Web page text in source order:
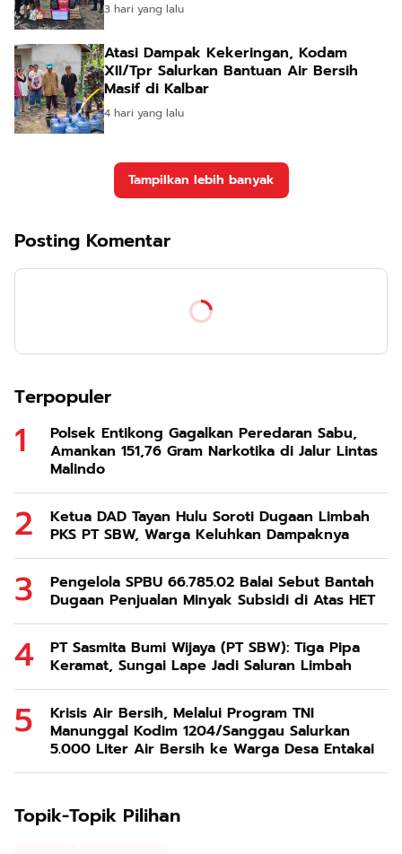
3 hari yang lalu
Atasi Dampak Kekeringan, Kodam
XII/Tpr Salurkan Bantuan Air Bersih
Masif di Kalbar
4 hari yang lalu
Tampilkan lebih banyak
Posting Komentar
Terpopuler
Polsek Entikong Gagalkan Peredaran Sabu,
Amankan 151,76 Gram Narkotika di Jalur Lintas
Malindo
Ketua DAD Tayan Hulu Soroti Dugaan Limbah
PKS PT SBW, Warga Keluhkan Dampaknya
Pengelola SPBU 66.785.02 Balai Sebut Bantah
Dugaan Penjualan Minyak Subsidi di Atas HET
PT Sasmita Bumi Wijaya (PT SBW): Tiga Pipa
Keramat, Sungai Lape Jadi Saluran Limbah
Krisis Air Bersih, Melalui Program TNI
Manunggal Kodim 1204/Sanggau Salurkan
5.000 Liter Air Bersih ke Warga Desa Entakai
Topik-Topik Pilihan